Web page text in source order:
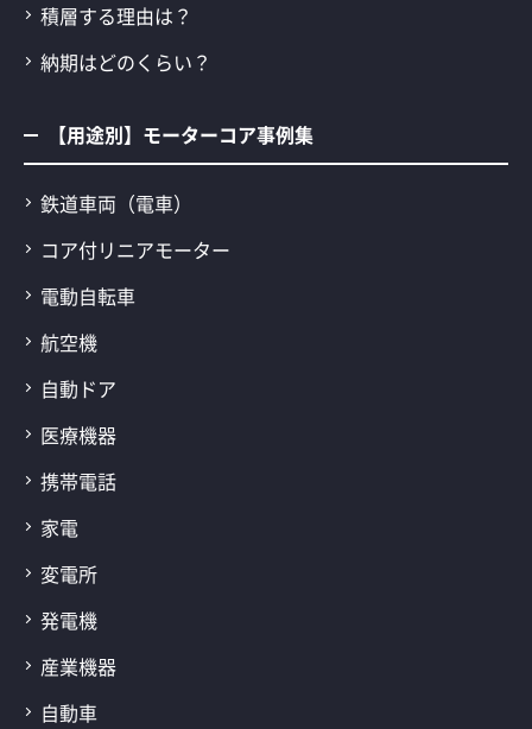
積層する理由は？
納期はどのくらい？
【用途別】モーターコア事例集
鉄道車両（電車）
コア付リニアモーター
電動自転車
航空機
自動ドア
医療機器
携帯電話
家電
変電所
発電機
産業機器
自動車